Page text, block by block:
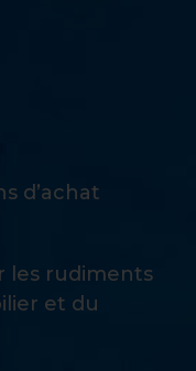
d’achat
les rudiments
et du